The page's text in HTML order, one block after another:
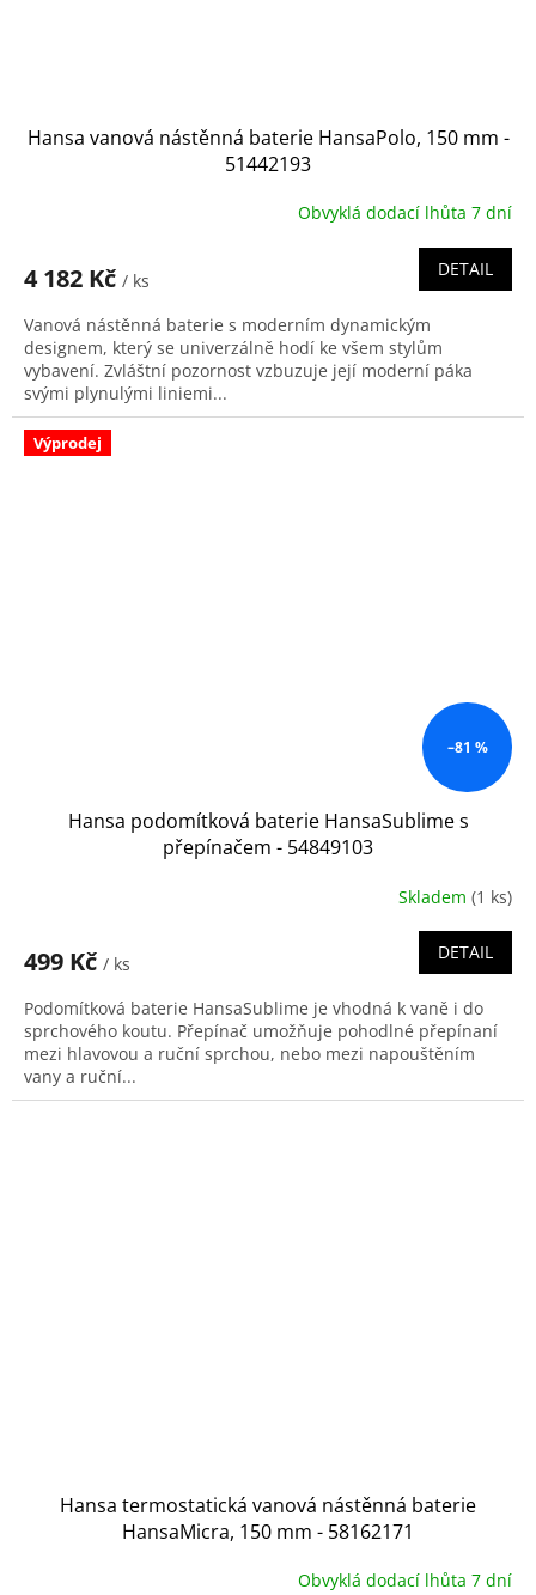
Hansa vanová nástěnná baterie HansaPolo, 150 mm -
51442193
Obvyklá dodací lhůta 7 dní
4 182 Kč / ks
DETAIL
Vanová nástěnná baterie s moderním dynamickým
designem, který se univerzálně hodí ke všem stylům
vybavení. Zvláštní pozornost vzbuzuje její moderní páka
svými plynulými liniemi...
Výprodej
–81 %
Hansa podomítková baterie HansaSublime s
přepínačem - 54849103
Skladem (1 ks)
499 Kč / ks
DETAIL
Podomítková baterie HansaSublime je vhodná k vaně i do
sprchového koutu. Přepínač umožňuje pohodlné přepínaní
mezi hlavovou a ruční sprchou, nebo mezi napouštěním
vany a ruční...
Hansa termostatická vanová nástěnná baterie
HansaMicra, 150 mm - 58162171
Obvyklá dodací lhůta 7 dní